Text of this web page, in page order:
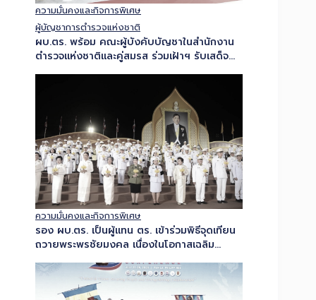
ความมั่นคงและกิจการพิเศษ
ผู้บัญชาการตำรวจแห่งชาติ
ผบ.ตร. พร้อม คณะผู้บังคับบัญชาในสำนักงาน
ตำรวจแห่งชาติและคู่สมรส ร่วมเฝ้าฯ รับเสด็จ
รัตนราชสุดาฯ สยามบรมราชกุมารี เสด็จฯ ใน
งานสโมสรสันนิบาตเฉลิมพระเกียรติ…
ความมั่นคงและกิจการพิเศษ
รอง ผบ.ตร. เป็นผู้แทน ตร. เข้าร่วมพิธีจุดเทียน
ถวายพระพรชัยมงคล เนื่องในโอกาสเฉลิม
กรกฎาคม 2569…